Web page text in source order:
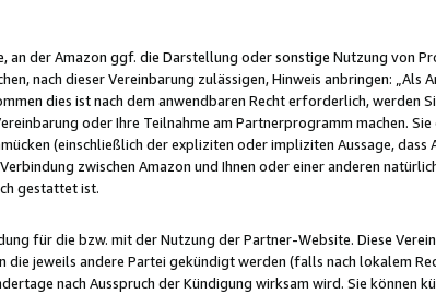
an der Amazon ggf. die Darstellung oder sonstige Nutzung von
nach dieser Vereinbarung zulässigen, Hinweis anbringen: „Als
dies ist nach dem anwendbaren Recht erforderlich, werden
oder Ihre Teilnahme am Partnerprogramm machen.
(einschließlich der expliziten oder impliziten Aussage,
zwischen Amazon und Ihnen oder einer anderen
gestattet ist.
für die bzw. mit der Nutzung der Partner-Website. Diese
jeweils andere Partei gekündigt werden (falls nach lokalem
nach Ausspruch der Kündigung wirksam wird. Sie können